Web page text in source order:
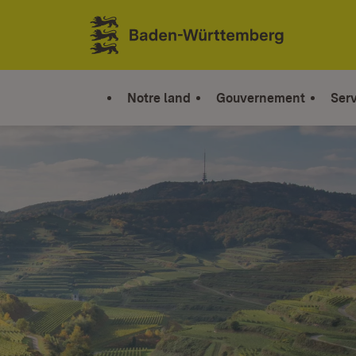
Sauter au contenu
Link zur Startseite
Notre land Gouvernement